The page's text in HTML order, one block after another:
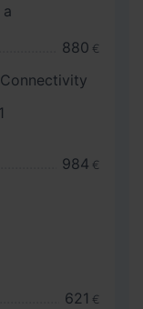
880 €
984 €
621 €